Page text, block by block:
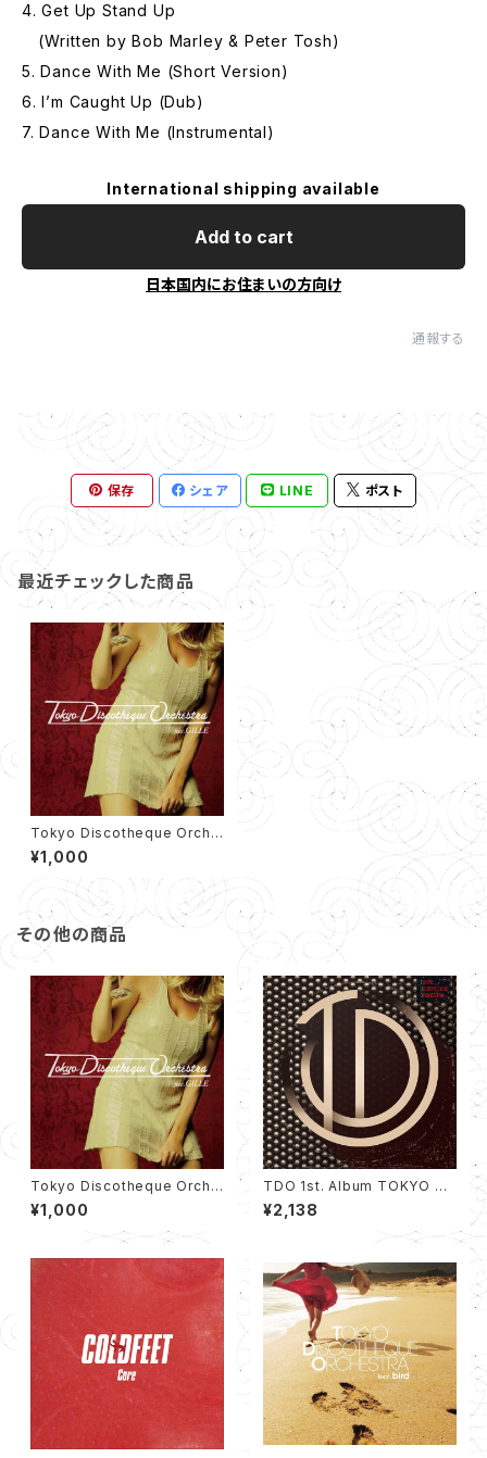
4. Get Up Stand Up
(Written by Bob Marley & Peter Tosh)
5. Dance With Me (Short Version)
6. I’m Caught Up (Dub)
7. Dance With Me (Instrumental)
International shipping available
Add to cart
日本国内にお住まいの方向け
通報する
保存 シェア LINE ポスト
最近チェックした商品
Tokyo Discotheque Orche
stra feat. GILLE EP（12cm C
D）
¥1,000
その他の商品
Tokyo Discotheque Orche
stra feat. GILLE EP（12cm C
D）
¥1,000
TDO 1st. Album TOKYO DI
SCOTHEQUE ORCHESTRA
¥2,138